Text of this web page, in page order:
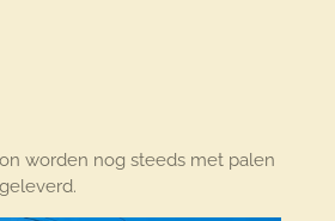
worden nog steeds met palen